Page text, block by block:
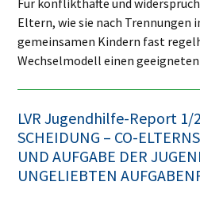
Eltern, wie sie nach Trennungen
gemeinsamen Kindern fast
Wechselmodell einen
LVR Jugendhilfe-Report 1/
SCHEIDUNG – CO-
UND AUFGABE DER
UNGELIEBTEN